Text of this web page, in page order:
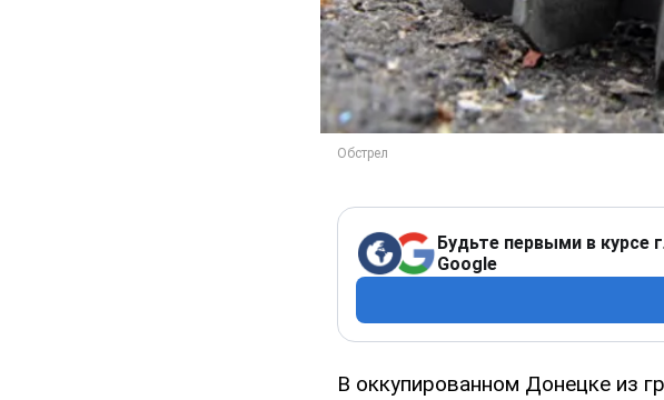
Будьте первыми в курсе
Google
В оккупированном Донецке из